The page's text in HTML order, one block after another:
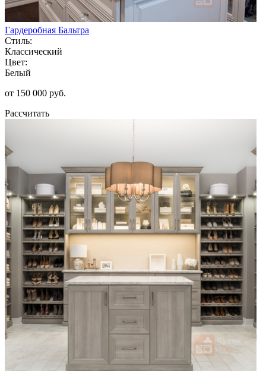
Гардеробная Бальтра
Стиль:
Классический
Цвет:
Белый
от 150 000 руб.
Рассчитать